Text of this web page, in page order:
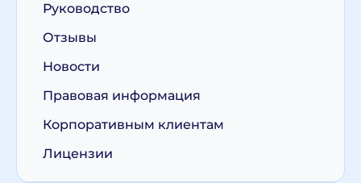
Руководство
Отзывы
Новости
Правовая информация
Корпоративным клиентам
Лицензии